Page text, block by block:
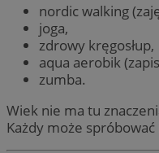
nordic walking
joga,
zdrowy kręgosłup,
aqua aerobik
zumba.
Wiek nie ma tu
Każdy może